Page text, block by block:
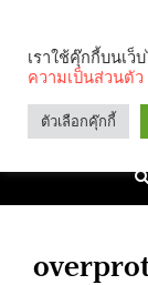
เราใช้คุ๊กกี้บนเว็
ความเป็นส่วนตัว
ตัวเลือกคุ๊กกี้